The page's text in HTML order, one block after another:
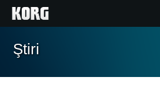
Ştiri